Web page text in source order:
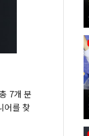
7개 분
어를 찾